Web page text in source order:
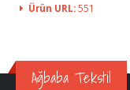
Ürün URL:551
Ağbaba Tekstil